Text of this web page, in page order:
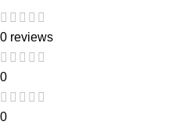
0 reviews
0
0